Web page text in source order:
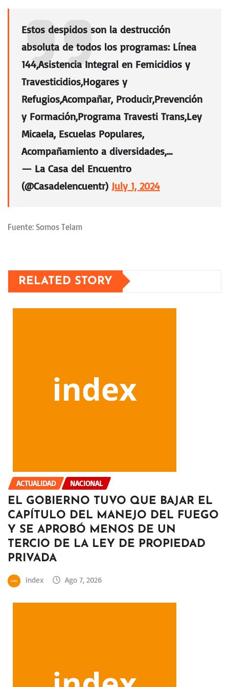
Estos despidos son la destrucción
absoluta de todos los programas: Línea
144,Asistencia Integral en Femicidios y
Travesticidios,Hogares y
Refugios,Acompañar, Producir,Prevención
y Formación,Programa Travesti Trans,Ley
Micaela, Escuelas Populares,
Acompañamiento a diversidades,…
— La Casa del Encuentro
(@Casadelencuentr) July 1, 2024
Fuente: Somos Telam
RELATED STORY
ACTUALIDAD NACIONAL
EL GOBIERNO TUVO QUE BAJAR EL
CAPÍTULO DEL MANEJO DEL FUEGO
Y SE APROBÓ MENOS DE UN
TERCIO DE LA LEY DE PROPIEDAD
PRIVADA
index Ago 7, 2026